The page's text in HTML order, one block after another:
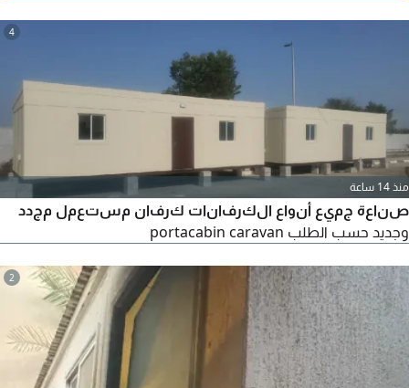
4
منذ 14 ساعة
صناعة جميع أنواع الكرفانات كرفان مستعمل مجدد
وجديد حسب الطلب portacabin caravan
2